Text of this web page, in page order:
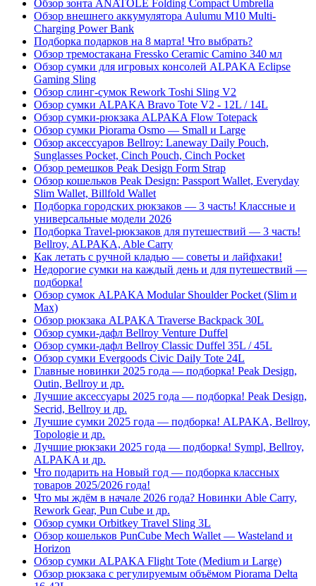
Обзор зонта ANATOLE Folding Compact Umbrella
Обзор внешнего аккумулятора Aulumu M10 Multi-
Charging Power Bank
Подборка подарков на 8 марта! Что выбрать?
Обзор тремостакана Fressko Ceramic Camino 340 мл
Обзор сумки для игровых консолей ALPAKA Eclipse
Gaming Sling
Обзор слинг-сумок Rework Toshi Sling V2
Обзор сумки ALPAKA Bravo Tote V2 - 12L / 14L
Обзор сумки-рюкзака ALPAKA Flow Totepack
Обзор сумки Piorama Osmo — Small и Large
Обзор аксессуаров Bellroy: Laneway Daily Pouch,
Sunglasses Pocket, Cinch Pouch, Cinch Pocket
Обзор ремешков Peak Design Form Strap
Обзор кошельков Peak Design: Passport Wallet, Everyday
Slim Wallet, Billfold Wallet
Подборка городских рюкзаков — 3 часть! Классные и
универсальные модели 2026
Подборка Travel-рюкзаков для путешествий — 3 часть!
Bellroy, ALPAKA, Able Carry
Как летать с ручной кладью — советы и лайфхаки!
Недорогие сумки на каждый день и для путешествий —
подборка!
Обзор сумок ALPAKA Modular Shoulder Pocket (Slim и
Max)
Обзор рюкзака ALPAKA Traverse Backpack 30L
Обзор сумки-дафл Bellroy Venture Duffel
Обзор сумки-дафл Bellroy Classic Duffel 35L / 45L
Обзор сумки Evergoods Civic Daily Tote 24L
Главные новинки 2025 года — подборка! Peak Design,
Outin, Bellroy и др.
Лучшие аксессуары 2025 года — подборка! Peak Design,
Secrid, Bellroy и др.
Лучшие сумки 2025 года — подборка! ALPAKA, Bellroy,
Topologie и др.
Лучшие рюкзаки 2025 года — подборка! Sympl, Bellroy,
ALPAKA и др.
Что подарить на Новый год — подборка классных
товаров 2025/2026 года!
Что мы ждём в начале 2026 года? Новинки Able Carry,
Rework Gear, Pun Cube и др.
Обзор сумки Orbitkey Travel Sling 3L
Обзор кошельков PunCube Mech Wallet — Wasteland и
Horizon
Обзор сумки ALPAKA Flight Tote (Medium и Large)
Обзор рюкзака с регулируемым объёмом Piorama Delta